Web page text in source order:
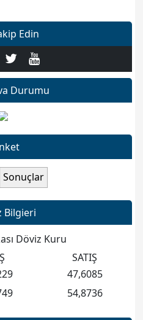
Edin
Durumu
Bilgieri
Döviz Kuru
SATIŞ
47,6085
54,8736